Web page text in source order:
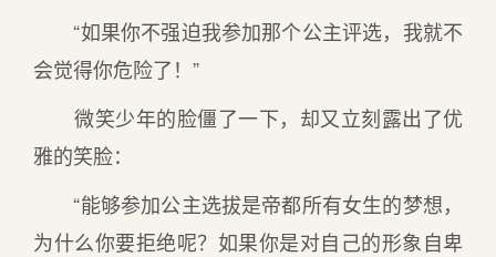
“如果你不强迫我参加那个公主评选，我就不
会觉得你危险了！”
微笑少年的脸僵了一下，却又立刻露出了优
雅的笑脸：
“能够参加公主选拔是帝都所有女生的梦想，
为什么你要拒绝呢？如果你是对自己的形象自卑